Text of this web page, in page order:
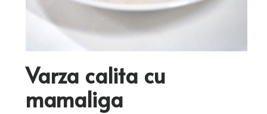
Varza calita cu
mamaliga